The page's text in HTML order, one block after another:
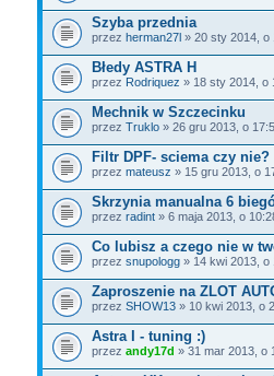
Szyba przednia
przez herman27l» 20 sty 2014, o
Błedy ASTRA H
przez Rodriquez » 18 sty 2014, o
Mechnik w Szczecinku
przez Truklo» 26 gru 2013, o
Filtr DPF- sciema czy nie?
przez mateusz » 15 gru 2013, o
Skrzynia manualna 6
przez radint» 6 maja 2013, o
Co lubisz a czego nie w
przez snupologg» 14 kwi 2013, o
Zaproszenie na ZLOT
przez SHOW13» 10 kwi 2013, o
Astra I - tuning :)
przez andy17d » 31 mar 2013, o